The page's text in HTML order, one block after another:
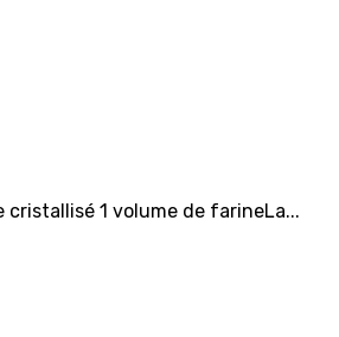
cristallisé 1 volume de farineLa...